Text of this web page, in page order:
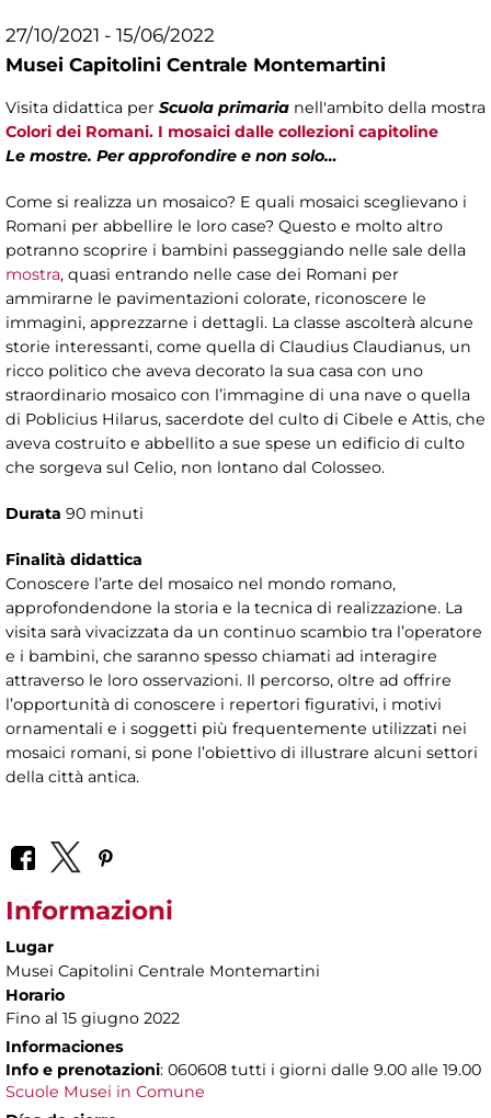
27/10/2021 - 15/06/2022
Musei Capitolini Centrale Montemartini
Visita didattica per Scuola primaria nell'ambito della mostra
Colori dei Romani. I mosaici dalle collezioni capitoline
Le mostre. Per approfondire e non solo…
Come si realizza un mosaico? E quali mosaici sceglievano i
Romani per abbellire le loro case? Questo e molto altro
potranno scoprire i bambini passeggiando nelle sale della
mostra, quasi entrando nelle case dei Romani per
ammirarne le pavimentazioni colorate, riconoscere le
immagini, apprezzarne i dettagli. La classe ascolterà alcune
storie interessanti, come quella di Claudius Claudianus, un
ricco politico che aveva decorato la sua casa con uno
straordinario mosaico con l’immagine di una nave o quella
di Poblicius Hilarus, sacerdote del culto di Cibele e Attis, che
aveva costruito e abbellito a sue spese un edificio di culto
che sorgeva sul Celio, non lontano dal Colosseo.
Durata 90 minuti
Finalità didattica
Conoscere l’arte del mosaico nel mondo romano,
approfondendone la storia e la tecnica di realizzazione. La
visita sarà vivacizzata da un continuo scambio tra l’operatore
e i bambini, che saranno spesso chiamati ad interagire
attraverso le loro osservazioni. Il percorso, oltre ad offrire
l’opportunità di conoscere i repertori figurativi, i motivi
ornamentali e i soggetti più frequentemente utilizzati nei
mosaici romani, si pone l’obiettivo di illustrare alcuni settori
della città antica.
Informazioni
Lugar
Musei Capitolini Centrale Montemartini
Horario
Fino al 15 giugno 2022
Informaciones
Info e prenotazioni: 060608 tutti i giorni dalle 9.00 alle 19.00
Scuole Musei in Comune